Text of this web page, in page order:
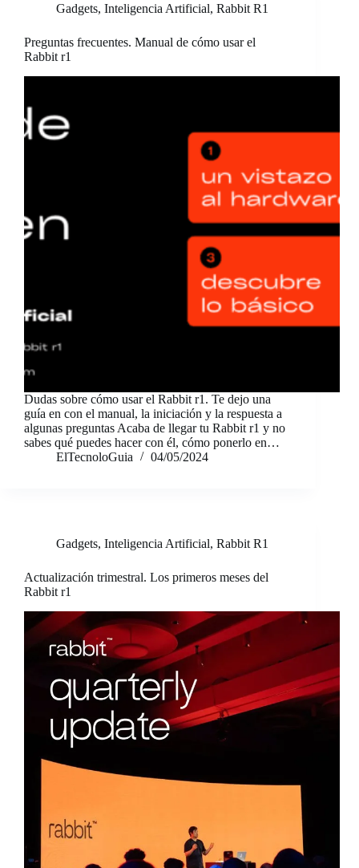
Gadgets, Inteligencia Artificial, Rabbit R1
Preguntas frecuentes. Manual de cómo usar el
Rabbit r1
Dudas sobre cómo usar el Rabbit r1. Te dejo una
guía en con el manual, la iniciación y la respuesta a
algunas preguntas Acaba de llegar tu Rabbit r1 y no
sabes qué puedes hacer con él, cómo ponerlo en…
ElTecnoloGuia
04/05/2024
Gadgets, Inteligencia Artificial, Rabbit R1
Actualización trimestral. Los primeros meses del
Rabbit r1